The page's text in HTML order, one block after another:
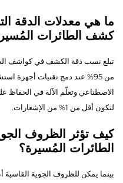
ما هي معدلات الدقة
كشف الطائرات
تبلغ نسب دقة الكشف في كواشف
من 95% عند دمج تقنيات أجهزة
الاصطناعي وتعلّم الآلة في الحفاظ
لتكون أقل من 1% من الإشعارات.
كيف تؤثر الظروف
الطائرات المُسيرة؟
بينما يمكن للظروف الجوية